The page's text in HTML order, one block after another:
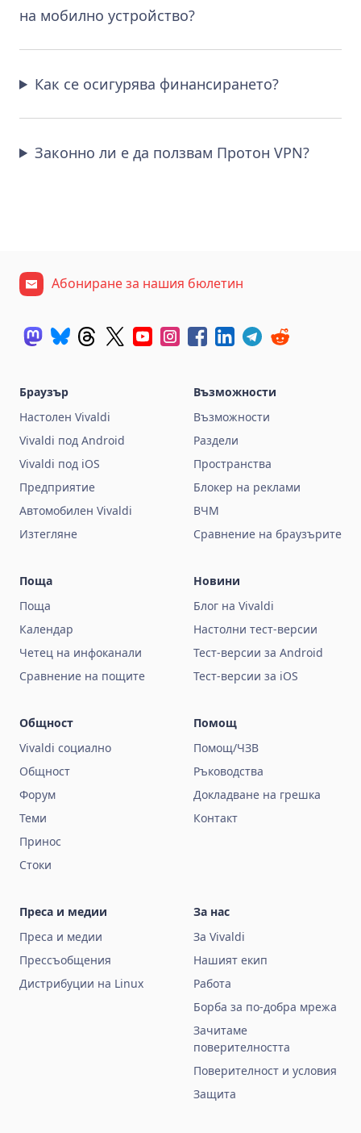
на мобилно устройство?
Как се осигурява финансирането?
Законно ли е да ползвам Протон VPN?
Абониране за нашия бюлетин
Браузър
Настолен Vivaldi
Vivaldi под Android
Vivaldi под iOS
Предприятие
Автомобилен Vivaldi
Изтегляне
Възможности
Възможности
Раздели
Пространства
Блокер на реклами
ВЧМ
Сравнение на браузърите
Поща
Поща
Календар
Четец на инфоканали
Сравнение на пощите
Новини
Блог на Vivaldi
Настолни тест-версии
Тест-версии за Android
Тест-версии за iOS
Общност
Vivaldi социално
Общност
Форум
Теми
Принос
Стоки
Помощ
Помощ/ЧЗВ
Ръководства
Докладване на грешка
Контакт
Преса и медии
Преса и медии
Прессъобщения
Дистрибуции на Linux
За нас
За Vivaldi
Нашият екип
Работа
Борба за по‑добра мрежа
Зачитаме
поверителността
Поверителност и условия
Защита